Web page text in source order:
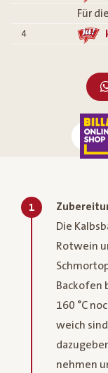
Für
4
1
Die
Rotwein
Backofen
160 °C
weich
nehmen